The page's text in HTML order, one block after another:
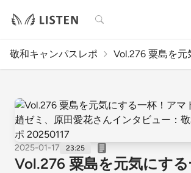
検索
敬和キャンパスレポ Vol.276 粟島を元
2025-01-17 23:25
Vol.276 粟島を元気にす